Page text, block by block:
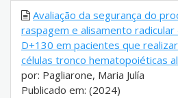
Avaliação da segurança do
raspagem e alisamento
D+130 em pacientes que
células tronco hematopoiéticas
por: Pagliarone, Maria Julía
Publicado em: (2024)